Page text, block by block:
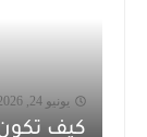
يونيو 24, 2026
كيف تكون